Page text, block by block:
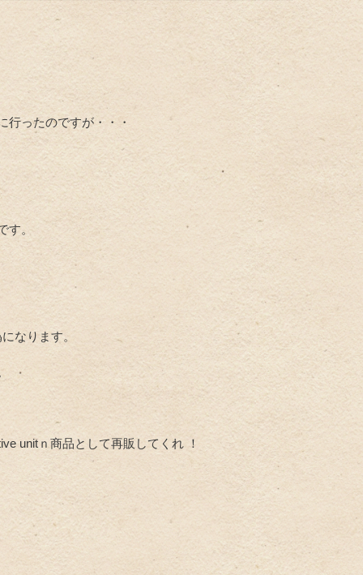
行ったのですが・・・
。
なります。
unitｎ商品として再販してくれ ！